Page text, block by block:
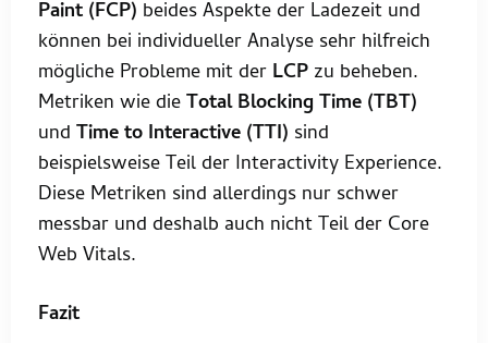
Paint (FCP) beides Aspekte der Ladezeit und
können bei individueller Analyse sehr hilfreich
mögliche Probleme mit der LCP zu beheben.
Metriken wie dieTotal Blocking Time (TBT)
und Time to Interactive (TTI) sind
beispielsweise Teil der Interactivity Experience.
Diese Metriken sind allerdings nur schwer
messbar und deshalb auch nicht Teil der Core
Web Vitals.
Fazit